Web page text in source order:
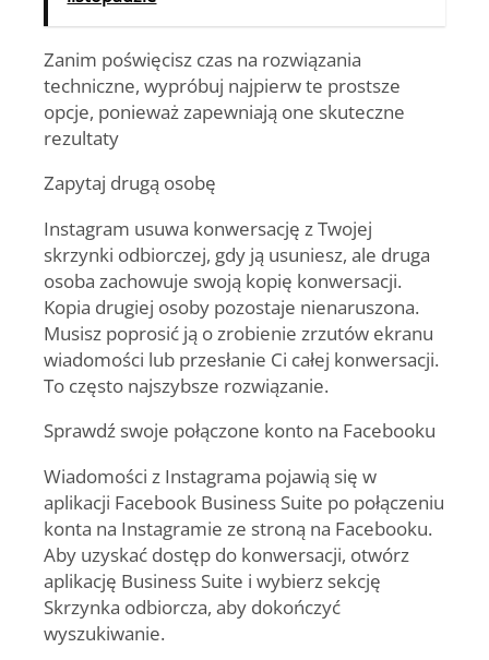
Zanim poświęcisz czas na rozwiązania
techniczne, wypróbuj najpierw te prostsze
opcje, ponieważ zapewniają one skuteczne
rezultaty
Zapytaj drugą osobę
Instagram usuwa konwersację z Twojej
skrzynki odbiorczej, gdy ją usuniesz, ale druga
osoba zachowuje swoją kopię konwersacji.
Kopia drugiej osoby pozostaje nienaruszona.
Musisz poprosić ją o zrobienie zrzutów ekranu
wiadomości lub przesłanie Ci całej konwersacji.
To często najszybsze rozwiązanie.
Sprawdź swoje połączone konto na Facebooku
Wiadomości z Instagrama pojawią się w
aplikacji Facebook Business Suite po połączeniu
konta na Instagramie ze stroną na Facebooku.
Aby uzyskać dostęp do konwersacji, otwórz
aplikację Business Suite i wybierz sekcję
Skrzynka odbiorcza, aby dokończyć
wyszukiwanie.